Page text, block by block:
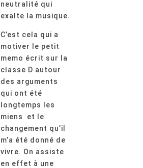
neutralité qui
exalte la musique.
C’est cela qui a
motiver le petit
memo écrit sur la
classe D autour
des arguments
qui ont été
longtemps les
miens et le
changement qu’il
m’a été donné de
vivre. On assiste
en effet à une